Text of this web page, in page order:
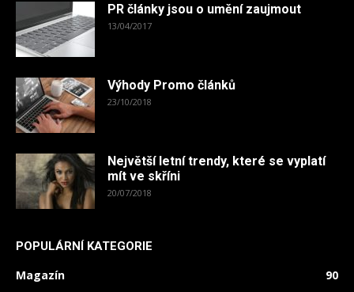
PR články jsou o umění zaujmout
13/04/2017
Výhody Promo článků
23/10/2018
Největší letní trendy, které se vyplatí
mít ve skříni
20/07/2018
POPULÁRNÍ KATEGORIE
Magazín
90